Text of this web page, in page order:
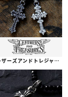
レザーズアンドトレジャーズ